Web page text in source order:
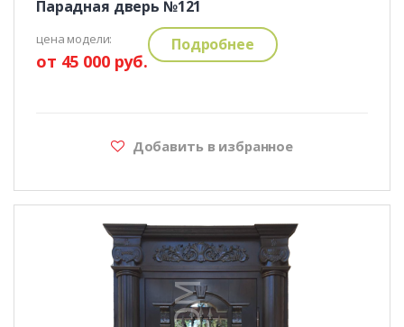
Парадная дверь №121
цена модели:
от 45 000 руб.
Подробнее
Добавить в избранное